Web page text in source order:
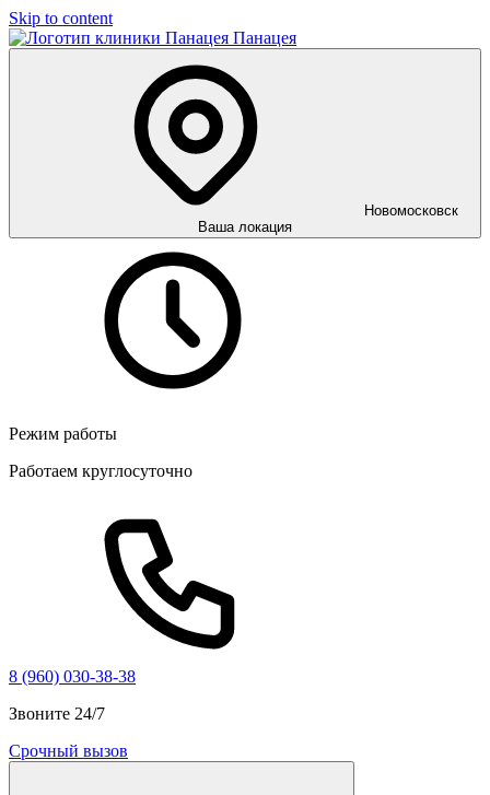
Skip to content
Панацея
Новомосковск
Ваша локация
Режим работы
Работаем круглосуточно
8 (960) 030-38-38
Звоните 24/7
Срочный вызов